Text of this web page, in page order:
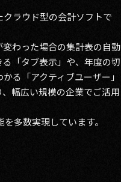
ラウド型の会計ソフトで
わった場合の集計表の自動
「タブ表示」や、年度の切
る「アクティブユーザー」
幅広い規模の企業でご活用
多数実現しています。